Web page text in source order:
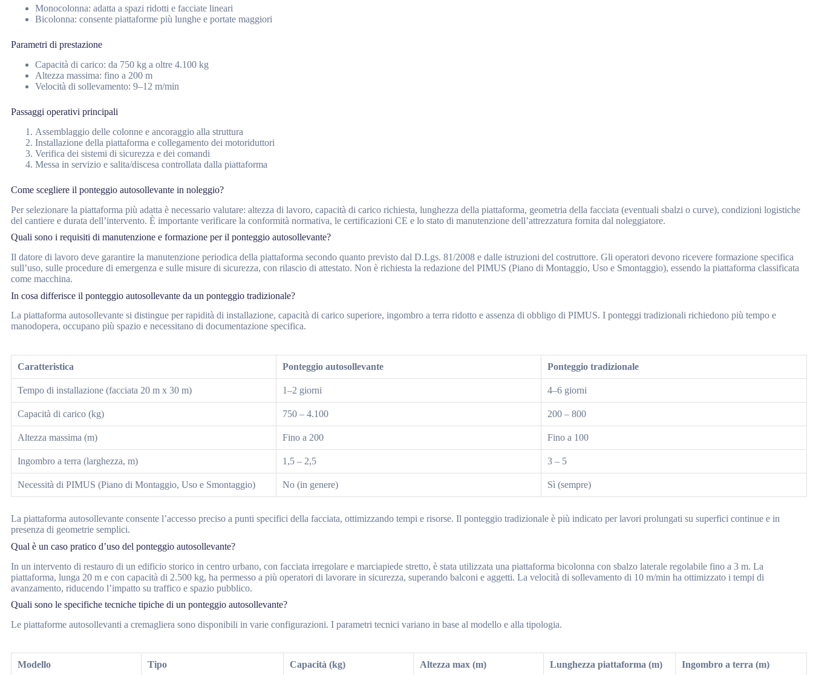
Monocolonna: adatta a spazi ridotti e facciate lineari
Bicolonna: consente piattaforme più lunghe e portate maggiori
Parametri di prestazione
Capacità di carico: da 750 kg a oltre 4.100 kg
Altezza massima: fino a 200 m
Velocità di sollevamento: 9–12 m/min
Passaggi operativi principali
Assemblaggio delle colonne e ancoraggio alla struttura
Installazione della piattaforma e collegamento dei motoriduttori
Verifica dei sistemi di sicurezza e dei comandi
Messa in servizio e salita/discesa controllata dalla piattaforma
Come scegliere il ponteggio autosollevante in noleggio?
Per selezionare la piattaforma più adatta è necessario valutare: altezza di lavoro, capacità di carico richiesta, lunghezza della piattaforma, geometria della facciata (eventuali sbalzi o curve), condizioni logistiche
del cantiere e durata dell’intervento. È importante verificare la conformità normativa, le certificazioni CE e lo stato di manutenzione dell’attrezzatura fornita dal noleggiatore.
Quali sono i requisiti di manutenzione e formazione per il ponteggio autosollevante?
Il datore di lavoro deve garantire la manutenzione periodica della piattaforma secondo quanto previsto dal D.Lgs. 81/2008 e dalle istruzioni del costruttore. Gli operatori devono ricevere formazione specifica
sull’uso, sulle procedure di emergenza e sulle misure di sicurezza, con rilascio di attestato. Non è richiesta la redazione del PIMUS (Piano di Montaggio, Uso e Smontaggio), essendo la piattaforma classificata
come macchina.
In cosa differisce il ponteggio autosollevante da un ponteggio tradizionale?
La piattaforma autosollevante si distingue per rapidità di installazione, capacità di carico superiore, ingombro a terra ridotto e assenza di obbligo di PIMUS. I ponteggi tradizionali richiedono più tempo e
manodopera, occupano più spazio e necessitano di documentazione specifica.
Caratteristica Ponteggio autosollevante Ponteggio tradizionale
Tempo di installazione (facciata 20 m x 30 m) 1–2 giorni 4–6 giorni
Capacità di carico (kg) 750 – 4.100 200 – 800
Altezza massima (m) Fino a 200 Fino a 100
Ingombro a terra (larghezza, m) 1,5 – 2,5 3 – 5
Necessità di PIMUS (Piano di Montaggio, Uso e Smontaggio) No (in genere) Sì (sempre)
La piattaforma autosollevante consente l’accesso preciso a punti specifici della facciata, ottimizzando tempi e risorse. Il ponteggio tradizionale è più indicato per lavori prolungati su superfici continue e in
presenza di geometrie semplici.
Qual è un caso pratico d’uso del ponteggio autosollevante?
In un intervento di restauro di un edificio storico in centro urbano, con facciata irregolare e marciapiede stretto, è stata utilizzata una piattaforma bicolonna con sbalzo laterale regolabile fino a 3 m. La
piattaforma, lunga 20 m e con capacità di 2.500 kg, ha permesso a più operatori di lavorare in sicurezza, superando balconi e aggetti. La velocità di sollevamento di 10 m/min ha ottimizzato i tempi di
avanzamento, riducendo l’impatto su traffico e spazio pubblico.
Quali sono le specifiche tecniche tipiche di un ponteggio autosollevante?
Le piattaforme autosollevanti a cremagliera sono disponibili in varie configurazioni. I parametri tecnici variano in base al modello e alla tipologia.
Modello Tipo Capacità (kg) Altezza max (m) Lunghezza piattaforma (m) Ingombro a terra (m)